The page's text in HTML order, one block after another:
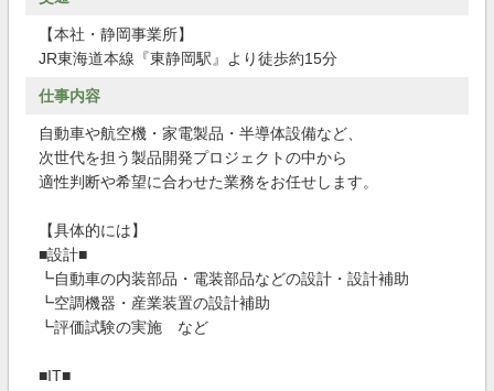
【本社・静岡事業所】
JR東海道本線『東静岡駅』より徒歩約15分
仕事内容
自動車や航空機・家電製品・半導体設備など、
次世代を担う製品開発プロジェクトの中から
適性判断や希望に合わせた業務をお任せします。
【具体的には】
■設計■
┗自動車の内装部品・電装部品などの設計・設計補助
┗空調機器・産業装置の設計補助
┗評価試験の実施 など
■IT■